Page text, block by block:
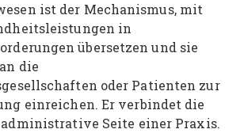
ist der Mechanismus, mit
in
übersetzen und sie
die
oder Patienten zur
einreichen. Er verbindet die
Seite einer Praxis.